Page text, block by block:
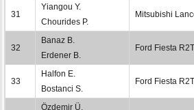
31
Yiangou Y.
Chourides P.
Mitsubishi
32
Banaz B.
Erdener B.
Ford Fiesta R2T
33
Halfon E.
Bostanci S.
Ford Fiesta R2T
Özdemir Ü.